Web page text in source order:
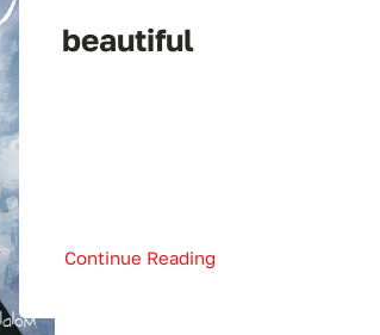
beautiful
Continue Reading